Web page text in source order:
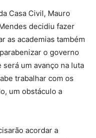
Casa Civil, Mauro
decidiu fazer
as academias também
o governo
um avanço na luta
trabalhar com os
um obstáculo a
acordar a